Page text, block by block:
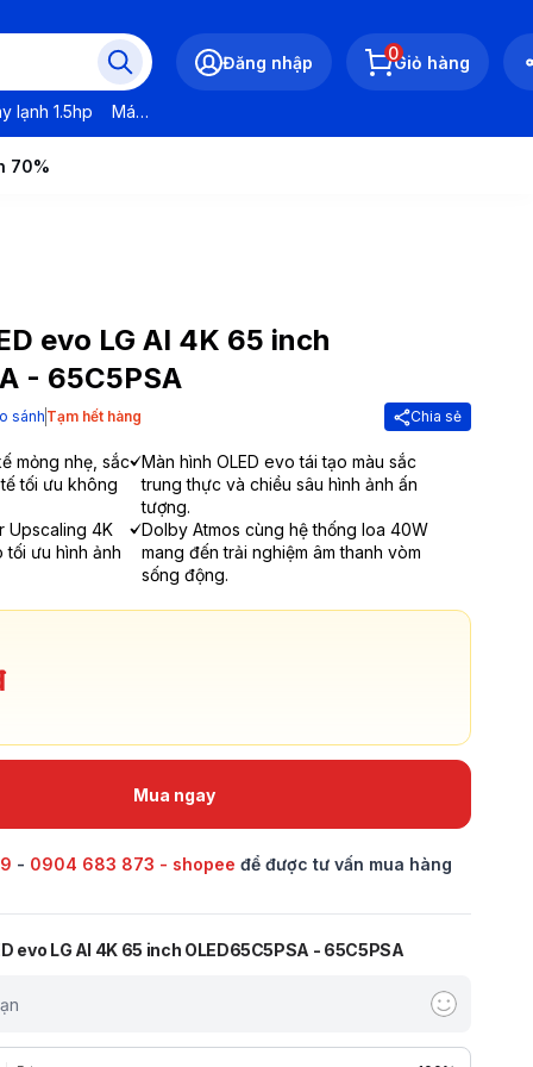
lạnh 1.5hp Máy lạnh LG
Đăng nhập 0Giỏ hàng
70%
evo LG AI 4K 65 inch
- 65C5PSA
sánh Tạm hết hàng Chia sẻ
mỏng nhẹ, sắc
tối ưu không
Màn hình OLED evo tái tạo màu sắc
trung thực và chiều sâu hình ảnh ấn
tượng.
Upscaling 4K
tối ưu hình ảnh
Dolby Atmos cùng hệ thống loa 40W
mang đến trải nghiệm âm thanh vòm
sống động.
Mua ngay
- 0904 683 873 - shopee để được tư vấn mua hàng
evo LG AI 4K 65 inch OLED65C5PSA - 65C5PSA